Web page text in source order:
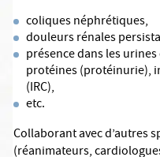
coliques néphrétiques,
douleurs rénales
présence dans les
protéines (protéinurie),
(IRC),
etc.
Collaborant avec d’autres
(réanimateurs,